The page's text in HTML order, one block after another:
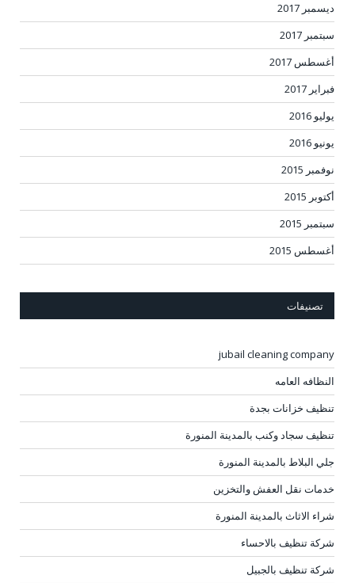
ديسمبر 2017
سبتمبر 2017
أغسطس 2017
فبراير 2017
يوليو 2016
يونيو 2016
نوفمبر 2015
أكتوبر 2015
سبتمبر 2015
أغسطس 2015
تصنيفات
jubail cleaning company
النظافه العامه
تنظيف خزانات بجدة
تنظيف سجاد وكنب بالمدينة المنورة
جلي البلاط بالمدينة المنورة
خدمات نقل العفش والتخزين
شراء الاثاث بالمدينة المنورة
شركة تنظيف بالاحساء
شركة تنظيف بالجبيل